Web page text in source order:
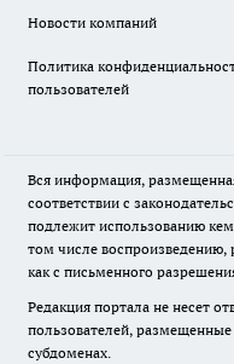
Новости компаний
Политика
пользователей
Вся информация,
соответствии с
подлежит использованию
том числе воспроизведению,
как с письменного
Редакция портала не несет
пользователей, размещенные
субдоменах.